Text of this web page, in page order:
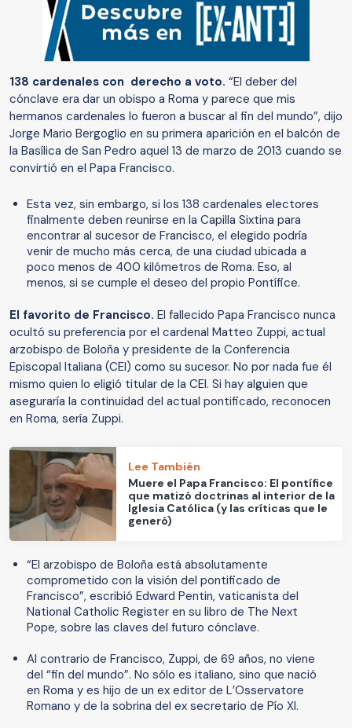
138 cardenales con derecho a voto. “El deber del
cónclave era dar un obispo a Roma y parece que mis
hermanos cardenales lo fueron a buscar al fin del mundo”, dijo
Jorge Mario Bergoglio en su primera aparición en el balcón de
la Basílica de San Pedro aquel 13 de marzo de 2013 cuando se
convirtió en el Papa Francisco.
Esta vez, sin embargo, si los 138 cardenales electores
finalmente deben reunirse en la Capilla Sixtina para
encontrar al sucesor de Francisco, el elegido podría
venir de mucho más cerca, de una ciudad ubicada a
poco menos de 400 kilómetros de Roma. Eso, al
menos, si se cumple el deseo del propio Pontífice.
El favorito de Francisco. El fallecido Papa Francisco nunca
ocultó su preferencia por el cardenal Matteo Zuppi, actual
arzobispo de Boloña y presidente de la Conferencia
Episcopal Italiana (CEI) como su sucesor. No por nada fue él
mismo quien lo eligió titular de la CEI. Si hay alguien que
aseguraría la continuidad del actual pontificado, reconocen
en Roma, sería Zuppi.
Lee También
Muere el Papa Francisco: El pontífice
que matizó doctrinas al interior de la
Iglesia Católica (y las críticas que le
generó)
“El arzobispo de Boloña está absolutamente
comprometido con la visión del pontificado de
Francisco”, escribió Edward Pentin, vaticanista del
National Catholic Register en su libro de The Next
Pope, sobre las claves del futuro cónclave.
Al contrario de Francisco, Zuppi, de 69 años, no viene
del “fin del mundo”. No sólo es italiano, sino que nació
en Roma y es hijo de un ex editor de L’Osservatore
Romano y de la sobrina del ex secretario de Pío XI.